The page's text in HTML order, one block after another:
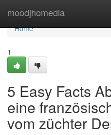
moodjhomedia
Home
Home
1
5 Easy Facts
eine
vom züchter